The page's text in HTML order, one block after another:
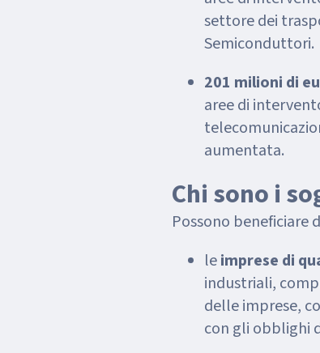
settore dei
Semiconduttori.
201 milioni di
aree di
aumentata.
Chi sono i
Possono beneficiare
leimprese di
industriali,
delle imprese,
con gli obblighi